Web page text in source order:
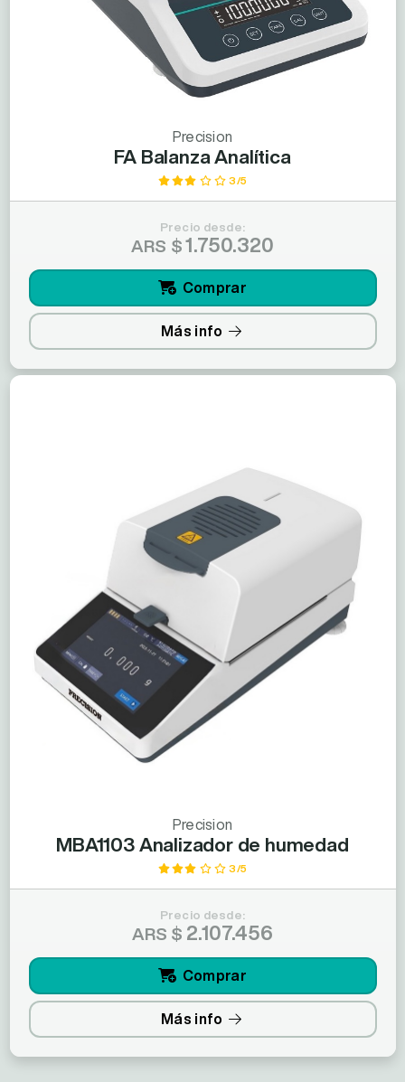
Precision
FA Balanza Analítica
3/5
Precio desde:
ARS $ 1.750.320
Comprar
Más info
Precision
MBA1103 Analizador de humedad
3/5
Precio desde:
ARS $ 2.107.456
Comprar
Más info